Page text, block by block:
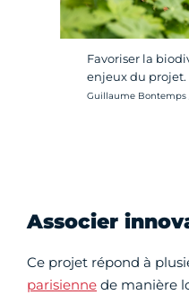
Favoriser la
enjeux du projet.
Crédit photo :
Guillaume Bontemps
Associer
Ce projet répond à
parisienne de manière